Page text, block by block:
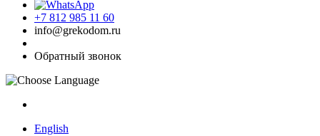
+7 812 985 11 60
info@grekodom.ru
Обратный звонок
English